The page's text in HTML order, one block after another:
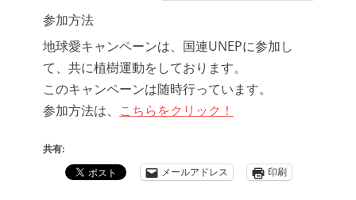
参加方法
地球愛キャンペーンは、国連UNEPに参加し
て、共に植樹運動をしております。
このキャンペーンは随時行っています。
参加方法は、 こちらをクリック！
共有:
メールアドレス
印刷